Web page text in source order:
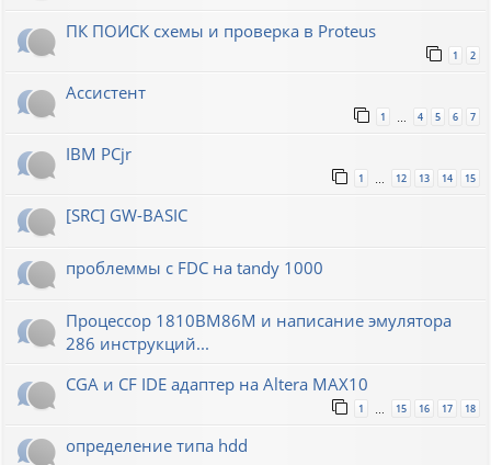
ПК ПОИСК схемы и проверка в Proteus
1 2
Ассистент
1 … 4 5 6 7
IBM PCjr
1 … 12 13 14 15
[SRC] GW-BASIC
проблеммы с FDC на tandy 1000
Процессор 1810ВМ86М и написание эмулятора
286 инструкций...
CGA и CF IDE адаптер на Altera MAX10
1 … 15 16 17 18
определение типа hdd